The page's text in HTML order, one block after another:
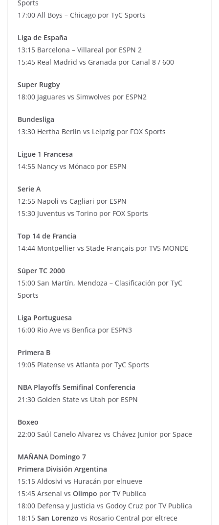
Sports
17:00 All Boys – Chicago por TyC Sports
Liga de España
13:15 Barcelona – Villareal por ESPN 2
15:45 Real Madrid vs Granada por Canal 8 / 600
Super Rugby
18:00 Jaguares vs Simwolves por ESPN2
Bundesliga
13:30 Hertha Berlin vs Leipzig por FOX Sports
Ligue 1 Francesa
14:55 Nancy vs Mónaco por ESPN
Serie A
12:55 Napoli vs Cagliari por ESPN
15:30 Juventus vs Torino por FOX Sports
Top 14 de Francia
14:44 Montpellier vs Stade Français por TV5 MONDE
Súper TC 2000
15:00 San Martín, Mendoza – Clasificación por TyC
Sports
Liga Portuguesa
16:00 Rio Ave vs Benfica por ESPN3
Primera B
19:05 Platense vs Atlanta por TyC Sports
NBA Playoffs Semifinal Conferencia
21:30 Golden State vs Utah por ESPN
Boxeo
22:00 Saúl Canelo Alvarez vs Chávez Junior por Space
MAÑANA Domingo 7
Primera División Argentina
15:15 Aldosivi vs Huracán por elnueve
15:45 Arsenal vs Olimpo por TV Publica
18:00 Defensa y Justicia vs Godoy Cruz por TV Publica
18:15 San Lorenzo vs Rosario Central por eltrece